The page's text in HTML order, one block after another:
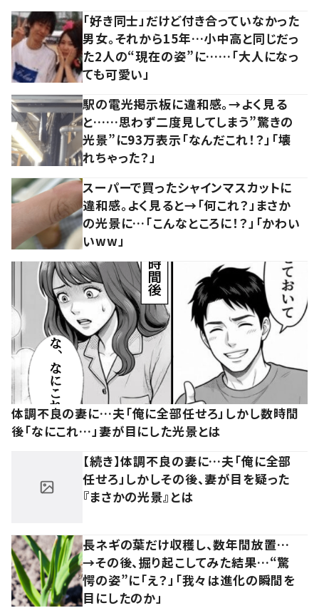
「好き同士」だけど付き合っていなかった
男女。それから15年…小中高と同じだっ
た2人の“現在の姿”に……「大人になっ
ても可愛い」
駅の電光掲示板に違和感。→よく見る
と……思わず二度見してしまう”驚きの
光景”に93万表示「なんだこれ！？」「壊
れちゃった？」
スーパーで買ったシャインマスカットに
違和感。よく見ると→「何これ？」まさか
の光景に…「こんなところに！？」「かわい
いww」
体調不良の妻に…夫「俺に全部任せろ」しかし数時間
後「なにこれ…」妻が目にした光景とは
【続き】体調不良の妻に…夫「俺に全部
任せろ」しかしその後、妻が目を疑った
『まさかの光景』とは
長ネギの葉だけ収穫し、数年間放置…
→その後、掘り起こしてみた結果…“驚
愕の姿”に「え？」「我々は進化の瞬間を
目にしたのか」